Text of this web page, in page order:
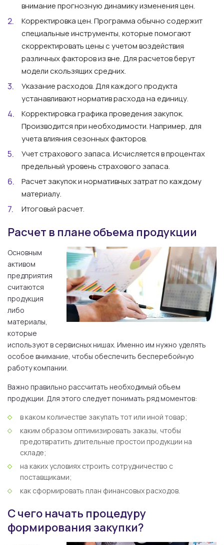
внимание прогнозную динамику изменения цен.
Корректировка цен. Программа обычно содержит
специальные инструменты, которые помогают
скорректировать цены с учетом воздействия
различных факторов из вне. Для расчетов берут
модели скользящих средних.
Указание расходов. Для каждого продукта
устанавливают норматив расхода на единицу.
Корректировка графика проведения закупок.
Производится при необходимости. Например, для
учета влияния сезонных факторов.
Учет страхового запаса. Исчисляется в процентах
предельный уровень страхового запаса.
Расчет закупок и нормативных затрат по каждому
материалу.
Итоговый расчет.
Расчет в плане объема продукции
Основным
активом
предприятия
считаются
продукция
либо
материалы,
которые
используют в сервисных нишах. Именно им нужно уделять
особое внимание, чтобы обеспечить бесперебойную
работу компании.
Важно правильно рассчитать необходимый объем
продукции. Для этого следует понимать ряд моментов:
в каком количестве закупать тот или иной товар;
каким образом оптимизировать заказы, чтобы
предотвратить длительные простои продукции на
складе;
на каких условиях строить сотрудничество с
поставщиками;
как сформировать план финансовых расходов.
С чего начать процедуру
формирования закупки?